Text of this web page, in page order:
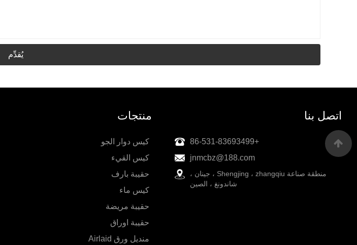
يُقدِّم
منتجات
كيس دوار الجو
كيس القيء
حقيبة بارف
كيس ماء
حقيبة مريضة
حقيبة اوراق
منديل ورق Airlaid
اتصل بنا
+86-531-83693499
jnmcbz@188.com
منطقة صناعة Shengjing ، zhangqiu ، جينان ،
شاندونغ ، الصين